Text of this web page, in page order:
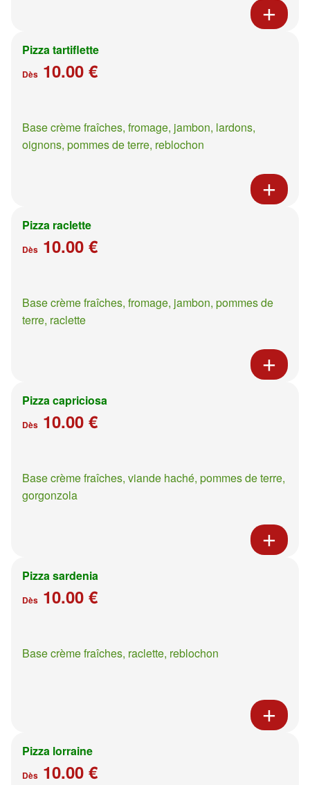
Pizza tartiflette
Dès 10.00 €
Base crème fraîches, fromage, jambon, lardons,
oignons, pommes de terre, reblochon
Pizza raclette
Dès 10.00 €
Base crème fraîches, fromage, jambon, pommes de
terre, raclette
Pizza capriciosa
Dès 10.00 €
Base crème fraîches, viande haché, pommes de terre,
gorgonzola
Pizza sardenia
Dès 10.00 €
Base crème fraîches, raclette, reblochon
Pizza lorraine
Dès 10.00 €